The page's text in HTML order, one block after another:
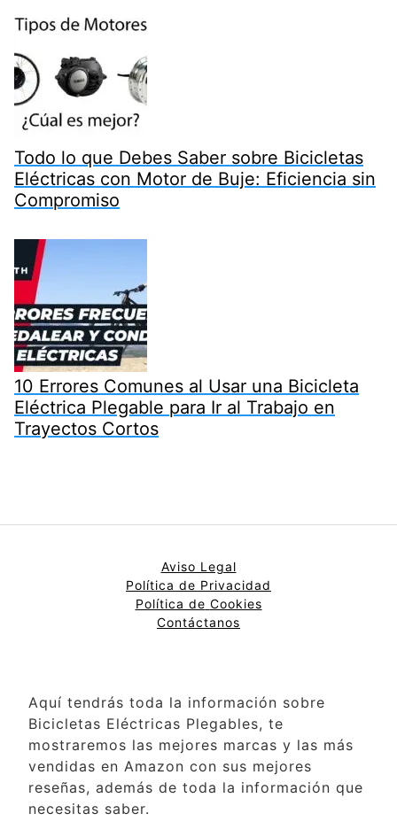
Todo lo que Debes Saber sobre Bicicletas
Eléctricas con Motor de Buje: Eficiencia sin
Compromiso
10 Errores Comunes al Usar una Bicicleta
Eléctrica Plegable para Ir al Trabajo en
Trayectos Cortos
Aviso Legal
Política de Privacidad
Política de Cookies
Contáctanos
Aquí tendrás toda la información sobre
Bicicletas Eléctricas Plegables, te
mostraremos las mejores marcas y las más
vendidas en Amazon con sus mejores
reseñas, además de toda la información que
necesitas saber.